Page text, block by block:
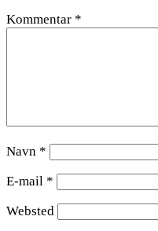
Kommentar *
Navn *
E-mail *
Websted